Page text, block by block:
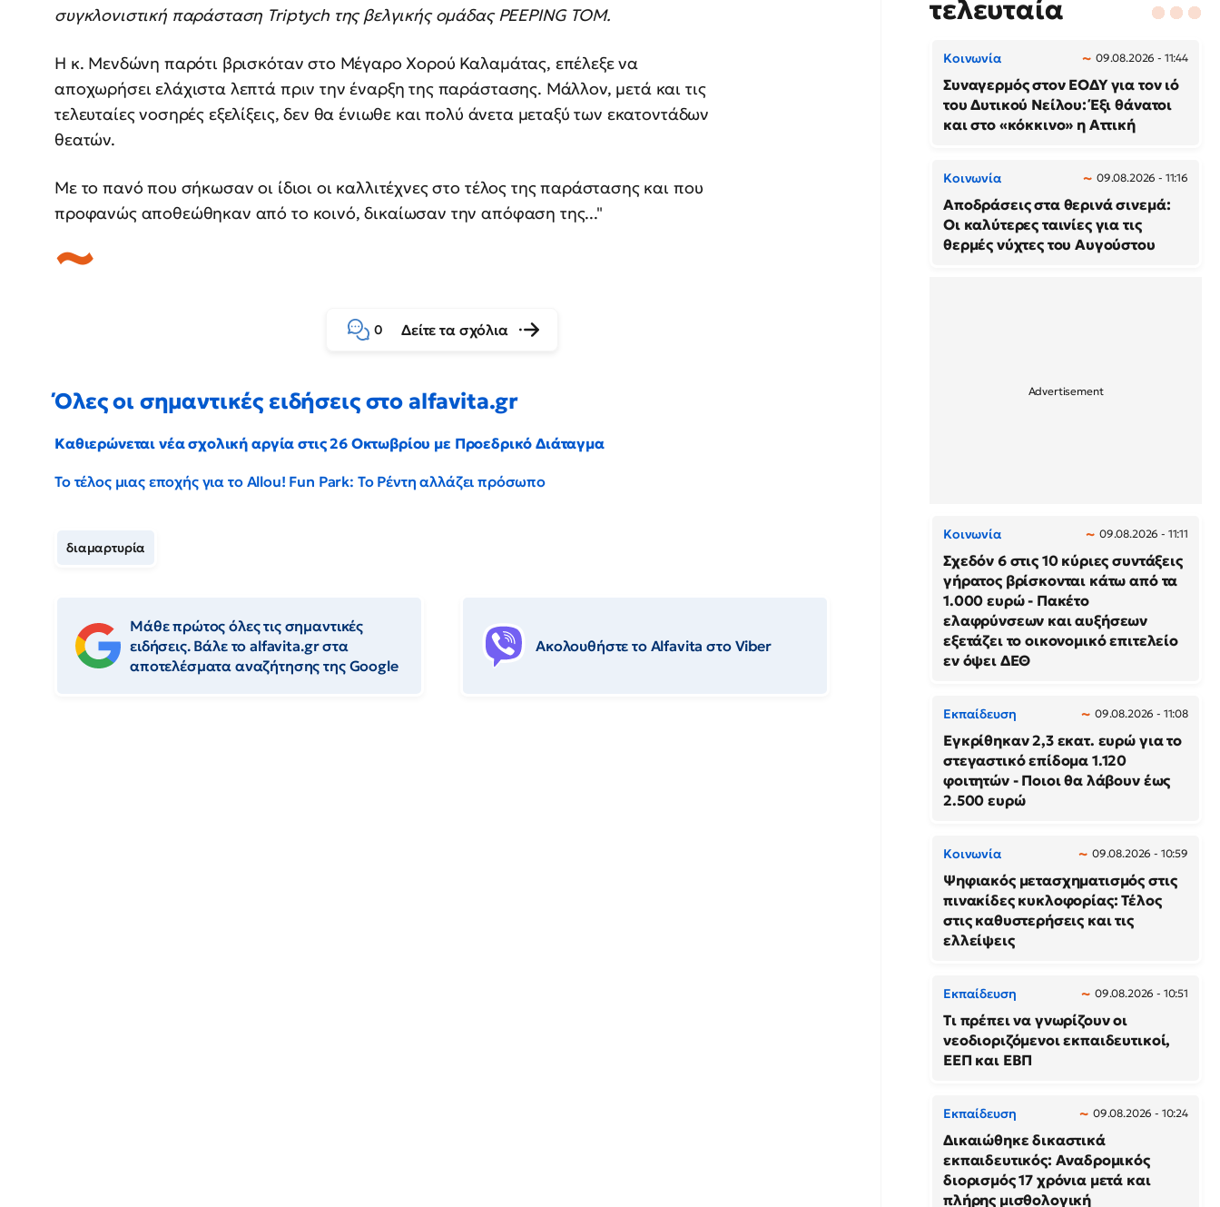
συγκλονιστική παράσταση Triptych της βελγικής ομάδας PEEPING TOM.
Η κ. Μενδώνη παρότι βρισκόταν στο Μέγαρο Χορού Καλαμάτας, επέλεξε να
αποχωρήσει ελάχιστα λεπτά πριν την έναρξη της παράστασης. Μάλλον, μετά και τις
τελευταίες νοσηρές εξελίξεις, δεν θα ένιωθε και πολύ άνετα μεταξύ των εκατοντάδων
θεατών.
Με το πανό που σήκωσαν οι ίδιοι οι καλλιτέχνες στο τέλος της παράστασης και που
προφανώς αποθεώθηκαν από το κοινό, δικαίωσαν την απόφαση της..."
0 Δείτε τα σχόλια
Όλες οι σημαντικές ειδήσεις στο alfavita.gr
Καθιερώνεται νέα σχολική αργία στις 26 Οκτωβρίου με Προεδρικό Διάταγμα
Το τέλος μιας εποχής για το Allou! Fun Park: Το Ρέντη αλλάζει πρόσωπο
διαμαρτυρία
Μάθε πρώτος όλες τις σημαντικές
ειδήσεις. Βάλε το alfavita.gr στα
αποτελέσματα αναζήτησης της Google
Ακολουθήστε το Αlfavita στο Viber
τελευταία
Κοινωνία 09.08.2026 - 11:44
Συναγερμός στον ΕΟΔΥ για τον ιό
του Δυτικού Νείλου: Έξι θάνατοι
και στο «κόκκινο» η Αττική
Κοινωνία 09.08.2026 - 11:16
Αποδράσεις στα θερινά σινεμά:
Οι καλύτερες ταινίες για τις
θερμές νύχτες του Αυγούστου
Κοινωνία 09.08.2026 - 11:11
Σχεδόν 6 στις 10 κύριες συντάξεις
γήρατος βρίσκονται κάτω από τα
1.000 ευρώ - Πακέτο
ελαφρύνσεων και αυξήσεων
εξετάζει το οικονομικό επιτελείο
εν όψει ΔΕΘ
Εκπαίδευση 09.08.2026 - 11:08
Εγκρίθηκαν 2,3 εκατ. ευρώ για το
στεγαστικό επίδομα 1.120
φοιτητών - Ποιοι θα λάβουν έως
2.500 ευρώ
Κοινωνία 09.08.2026 - 10:59
Ψηφιακός μετασχηματισμός στις
πινακίδες κυκλοφορίας: Τέλος
στις καθυστερήσεις και τις
ελλείψεις
Εκπαίδευση 09.08.2026 - 10:51
Τι πρέπει να γνωρίζουν οι
νεοδιοριζόμενοι εκπαιδευτικοί,
ΕΕΠ και ΕΒΠ
Εκπαίδευση 09.08.2026 - 10:24
Δικαιώθηκε δικαστικά
εκπαιδευτικός: Αναδρομικός
διορισμός 17 χρόνια μετά και
πλήρης μισθολογική